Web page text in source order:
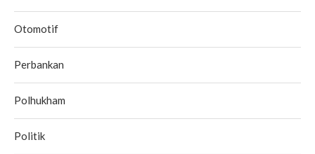
Otomotif
Perbankan
Polhukham
Politik